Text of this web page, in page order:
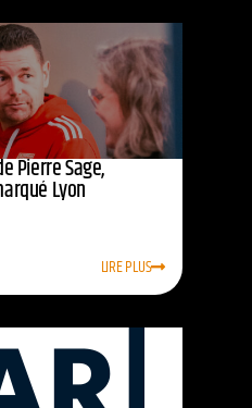
Pierre Sage,
Lyon
LIRE PLUS